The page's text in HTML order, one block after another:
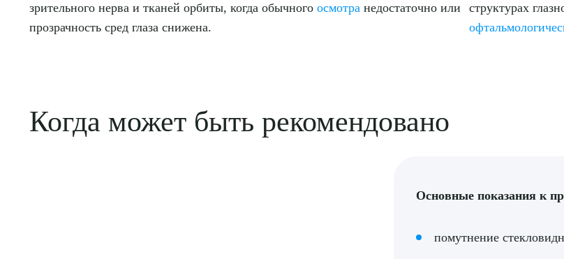
зрительного нерва и тканей орбиты, когда обычного осмотра недостаточно или
прозрачность сред глаза снижена.
структурах
Когда может быть рекомендовано
Основные показания к
помутнение